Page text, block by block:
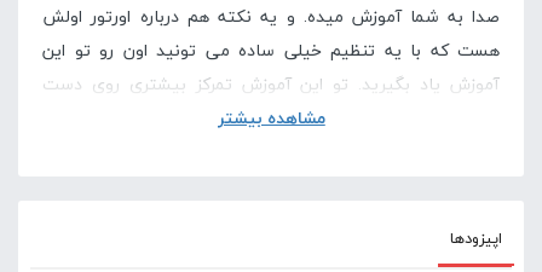
صدا به شما آموزش میده. و یه نکته هم درباره اورتور اولش
هست که با یه تنظیم خیلی ساده می تونید اون رو تو این
آموزش یاد بگیرید. تو این آموزش تمرکز بیشتری روی دست
راست و تاثیر اون تو نوازندگی هست.
مشاهده کنید .
مشاهده بیشتر
اپیزودها